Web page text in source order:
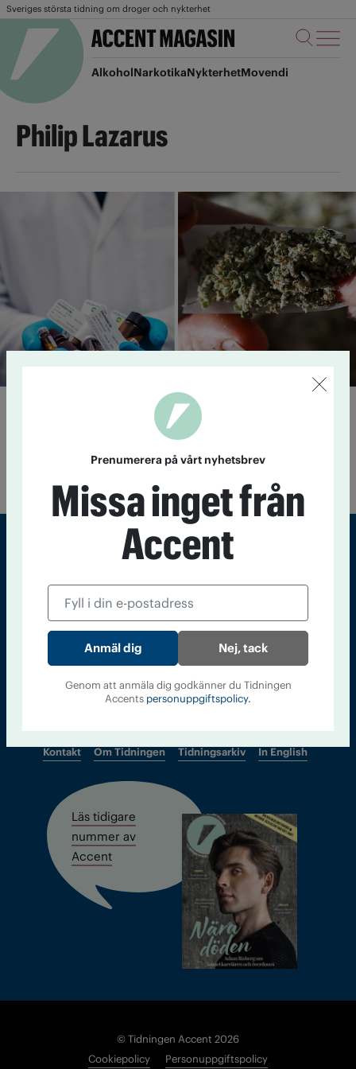
Sveriges största tidning om droger och nykterhet
AlkoholNarkotikaNykterhetMovendi
Philip Lazarus
Cannabis kan störa läkemedels
1 september 2022Utebliven effekt, förgiftningsrisk och mer
Tidningen Accent, A4, Bondegatan 21, 116 33 Stockholm
accent@iogt.se
Chefredaktör och ansvarig utgivare: Barbro Janson Lundkvist,
Kontakt Om Tidningen Tidningsarkiv In English
Läs tidigare
nummer av
Accent
© Tidningen Accent 2026
Cookiepolicy
Personuppgiftspolicy
Prenumerera på vårt nyhetsbrev
Missa inget från
Accent
Nej, tack
Genom att anmäla dig godkänner du Tidningen
Accents personuppgiftspolicy.